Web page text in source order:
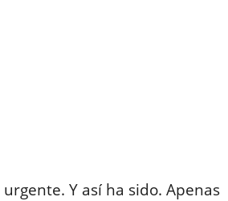
Y así ha sido. Apenas